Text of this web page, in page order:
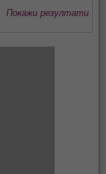
Покажи резултати